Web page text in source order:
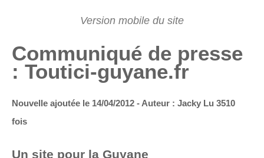
Communiqué de presse
: Toutici-guyane.fr
Nouvelle ajoutée le 14/04/2012 - Auteur : Jacky Lu 3510
fois
Un site pour la Guyane